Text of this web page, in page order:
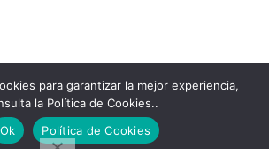
2022 Created ByCMS. Premium Blog Solutions.
para garantizar la mejor experiencia,
la Política de Cookies..
Ok
Política de Cookies